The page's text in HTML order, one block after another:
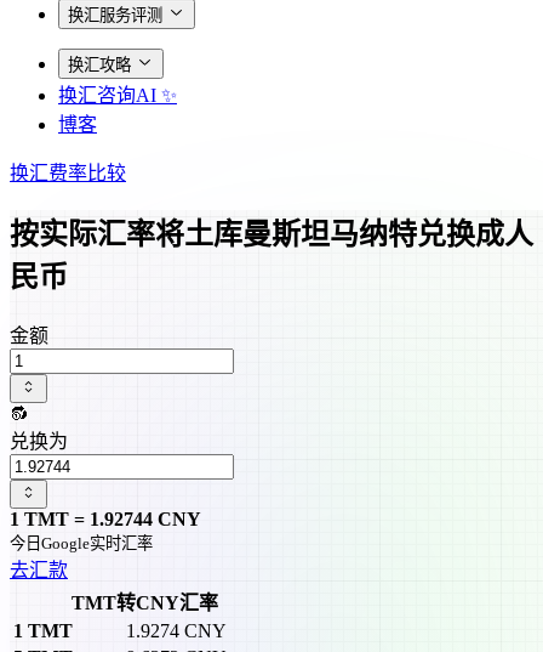
换汇服务评测
换汇攻略
换汇咨询AI ✨
博客
换汇费率比较
按实际汇率将土库曼斯坦马纳特兑换成人
民币
金额
🔂
兑换为
1 TMT = 1.92744 CNY
今日Google实时汇率
去汇款
TMT转CNY汇率
1 TMT 1.9274 CNY